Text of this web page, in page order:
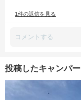
1件の返信を見る
投稿したキャンパー